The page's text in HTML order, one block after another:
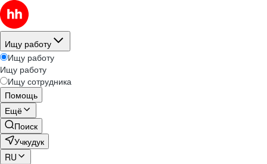
Ищу работу
Ищу работу
Ищу работу
Ищу сотрудника
Помощь
Ещё
Поиск
Учкудук
RU